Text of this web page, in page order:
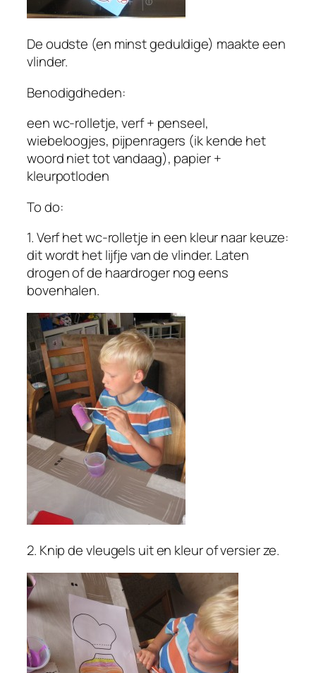
De oudste (en minst geduldige) maakte een
vlinder.
Benodigdheden:
een wc-rolletje, verf + penseel,
wiebeloogjes, pijpenragers (ik kende het
woord niet tot vandaag), papier +
kleurpotloden
To do:
1. Verf het wc-rolletje in een kleur naar keuze:
dit wordt het lijfje van de vlinder. Laten
drogen of de haardroger nog eens
bovenhalen.
2. Knip de vleugels uit en kleur of versier ze.